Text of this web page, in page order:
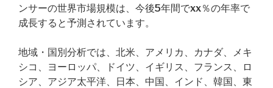
ンサーの世界市場規模は、今後5年間でxx％の年率で
成長すると予測されています。
地域・国別分析では、北米、アメリカ、カナダ、メキ
シコ、ヨーロッパ、ドイツ、イギリス、フランス、ロ
シア、アジア太平洋、日本、中国、インド、韓国、東